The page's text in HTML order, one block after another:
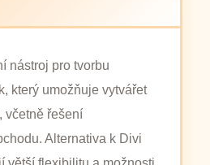
nástroj pro tvorbu
který umožňuje vytvářet
včetně řešení
Alternativa k Divi